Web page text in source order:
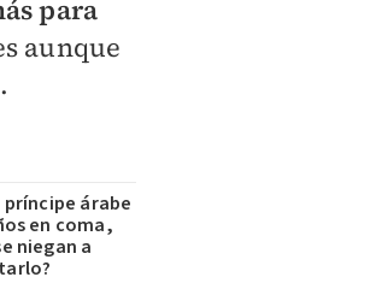
para
aunque
árabe
en coma,
niegan a